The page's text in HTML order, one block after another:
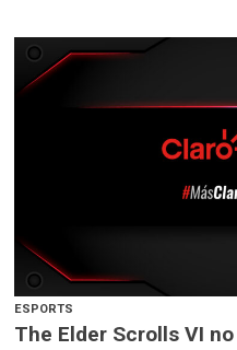
ESPORTS
The Elder Scrolls VI